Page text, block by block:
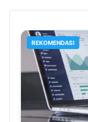
REKOMENDASI